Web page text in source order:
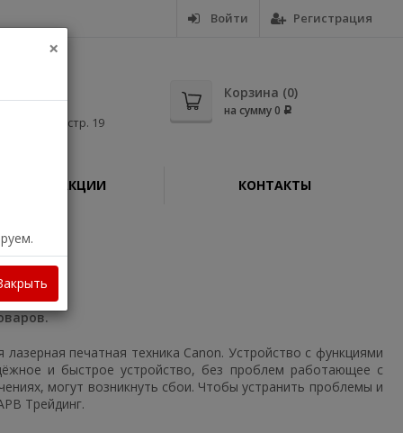
Войти Регистрация
д. 11, стр. 19
Корзина (0)
на сумму0 Р
АКЦИИ КОНТАКТЫ
печатная техника Canon. Устройство с функциями
и быстрое устройство, без проблем работающее с
могут возникнуть сбои. Чтобы устранить проблемы и
Трейдинг.
×